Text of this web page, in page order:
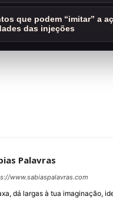
que podem “imitar” a
das injeções
Palavras
www.sabiaspalavras.com
dá largas à tua imaginação,